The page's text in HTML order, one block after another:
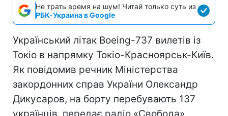
Не трать время на шум! Читай только суть из
РБК-Украина в Google
Український літак Boeing-737 вилетів із
Токіо в напрямку Токіо-Красноярськ-Київ.
Як повідомив речник Міністерства
закордонних справ України Олександр
Дикусаров, на борту перебувають 137